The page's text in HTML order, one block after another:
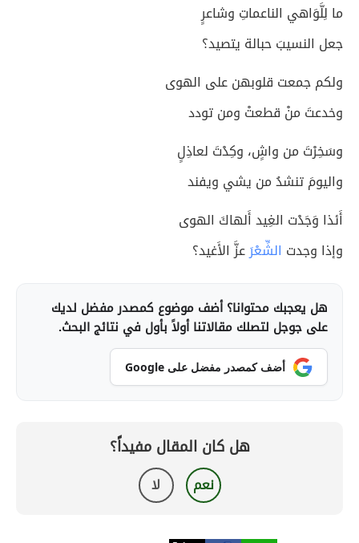
ما لِلَّوَاهي الناعماتِ وشاعرٍ
جعل النسيبَ حبالة يتصيد؟
ولكم جمعت قلوبهن على الهوى
وخدعتَ منْ قطعتْ ومن تودد
وسَخِرْتَ من واشٍ، وكِدْتَ لعاذِلٍ
واليومَ تنشدُ من يشي ويفند
أَئذا وَجَدْت الغِيد أَلهاكَ الهوى
وإذا وجدت الشِّعْرَعزَّ الأَغيد؟
هل يعجبك محتوانا؟ أضف موضوع كمصدر مفضل لديك
على جوجل لتصلك مقالاتنا أولاً بأول في نتائج البحث.
أضف كمصدر مفضل على Google
هل كان المقال مفيداً؟
نعم لا